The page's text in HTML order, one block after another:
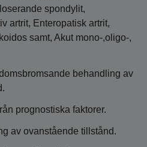
spondylit,
artrit, Enteropatisk artrit,
samt, Akut mono-,oligo-,
behandling av
prognostiska faktorer.
av ovanstående tillstånd.